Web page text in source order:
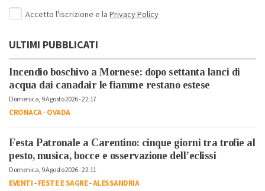
Accetto l'iscrizione e la Privacy Policy
ULTIMI PUBBLICATI
Incendio boschivo a Mornese: dopo settanta lanci di
acqua dai canadair le fiamme restano estese
Domenica, 9 Agosto 2026 - 22:17
CRONACA-OVADA
Festa Patronale a Carentino: cinque giorni tra trofie al
pesto, musica, bocce e osservazione dell’eclissi
Domenica, 9 Agosto 2026 - 22:11
EVENTI-FESTE E SAGRE-ALESSANDRIA